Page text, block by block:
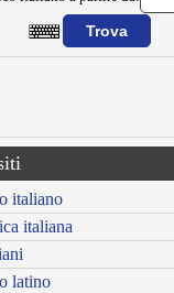
italiano
italiana
latino